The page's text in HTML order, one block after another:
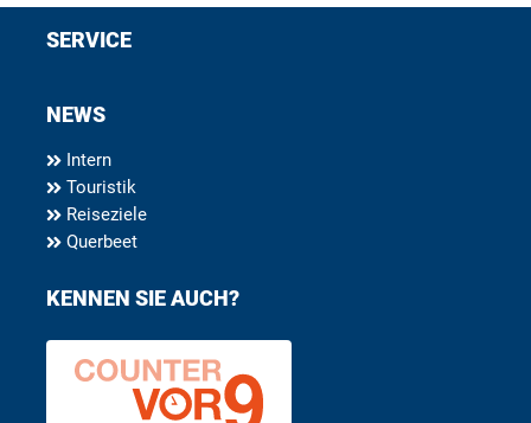
SERVICE
NEWS
Intern
Touristik
Reiseziele
Querbeet
KENNEN SIE AUCH?